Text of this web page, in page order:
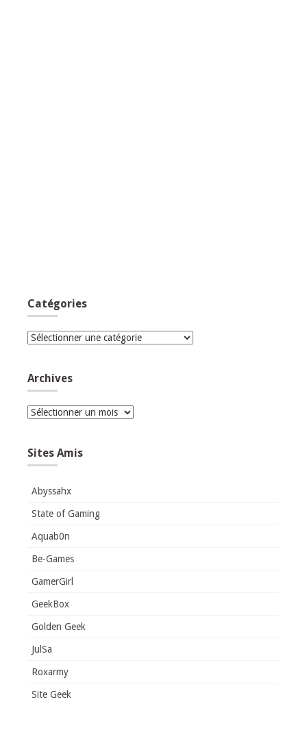
Catégories
Catégories
Archives
Archives
Sites Amis
Abyssahx
State of Gaming
Aquab0n
Be-Games
GamerGirl
GeekBox
Golden Geek
JulSa
Roxarmy
Site Geek